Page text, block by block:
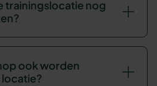
trainingslocatie nog
ook worden